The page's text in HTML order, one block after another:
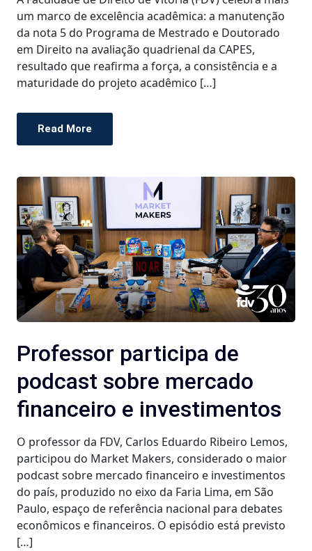
um marco de excelência acadêmica: a manutenção
da nota 5 do Programa de Mestrado e Doutorado
em Direito na avaliação quadrienal da CAPES,
resultado que reafirma a força, a consistência e a
maturidade do projeto acadêmico […]
Read More
Professor participa de
podcast sobre mercado
financeiro e investimentos
O professor da FDV, Carlos Eduardo Ribeiro Lemos,
participou do Market Makers, considerado o maior
podcast sobre mercado financeiro e investimentos
do país, produzido no eixo da Faria Lima, em São
Paulo, espaço de referência nacional para debates
econômicos e financeiros. O episódio está previsto
[…]